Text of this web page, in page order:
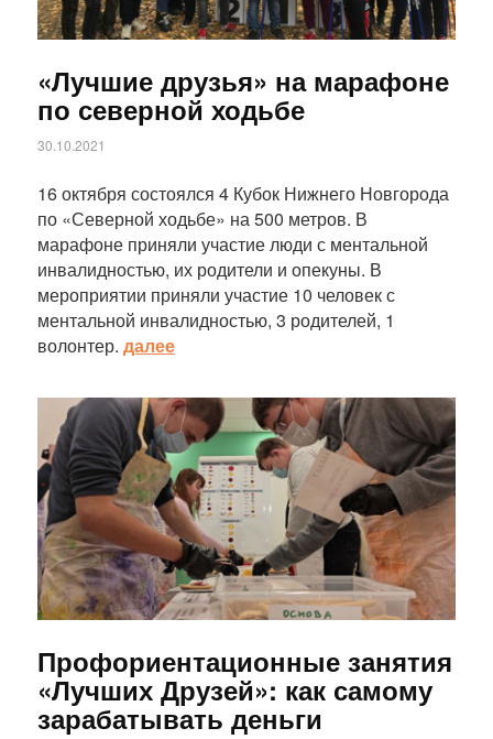
«Лучшие друзья» на марафоне
по северной ходьбе
30.10.2021
16 октября состоялся 4 Кубок Нижнего Новгорода
по «Северной ходьбе» на 500 метров. В
марафоне приняли участие люди с ментальной
инвалидностью, их родители и опекуны. В
мероприятии приняли участие 10 человек с
ментальной инвалидностью, 3 родителей, 1
волонтер. далее
Статья
Профориентационные занятия
«Лучших Друзей»: как самому
зарабатывать деньги